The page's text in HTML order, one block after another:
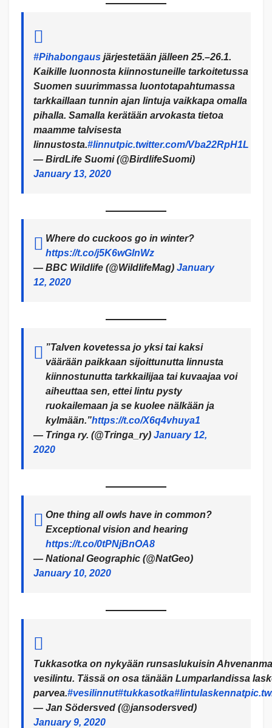
#Pihabongaus järjestetään jälleen 25.–26.1.
Kaikille luonnosta kiinnostuneille tarkoitetussa
Suomen suurimmassa luontotapahtumassa
tarkkaillaan tunnin ajan lintuja vaikkapa omalla
pihalla. Samalla kerätään arvokasta tietoa
maamme talvisesta
linnustosta.#linnutpic.twitter.com/Vba22RpH1L
— BirdLife Suomi (@BirdlifeSuomi)
January 13, 2020
Where do cuckoos go in winter?
https://t.co/j5K6wGlnWz
— BBC Wildlife (@WildlifeMag) January
12, 2020
”Talven kovetessa jo yksi tai kaksi
väärään paikkaan sijoittunutta linnusta
kiinnostunutta tarkkailijaa tai kuvaajaa voi
aiheuttaa sen, ettei lintu pysty
ruokailemaan ja se kuolee nälkään ja
kylmään.”https://t.co/X6q4vhuya1
— Tringa ry. (@Tringa_ry) January 12,
2020
One thing all owls have in common?
Exceptional vision and hearing
https://t.co/0tPNjBnOA8
— National Geographic (@NatGeo)
January 10, 2020
Tukkasotka on nykyään runsaslukuisin
vesilintu. Tässä on osa tänään Lumparlandissa
parvea.#vesilinnut#tukkasotka#lintulaskennat
— Jan Södersved (@jansodersved)
January 9, 2020